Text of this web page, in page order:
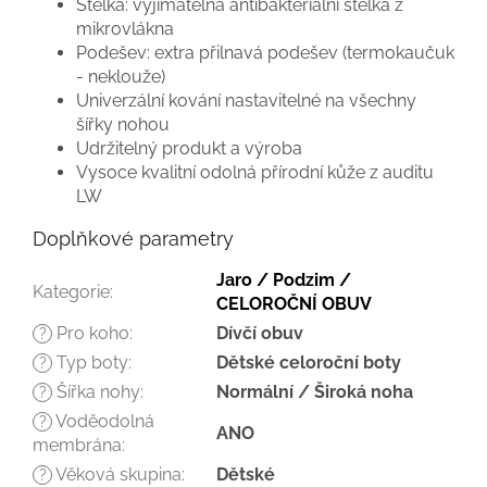
Stélka: vyjímatelná antibakteriální stélka z
mikrovlákna
Podešev: extra přilnavá podešev (termokaučuk
- neklouže)
Univerzální kování nastavitelné na všechny
šířky nohou
Udržitelný produkt a výroba
Vysoce kvalitní odolná přírodní kůže z auditu
LW
Doplňkové parametry
Kategorie:
Jaro / Podzim /
CELOROČNÍ OBUV
? Pro koho: Dívčí obuv
? Typ boty: Dětské celoroční boty
? Šířka nohy: Normální / Široká noha
? Voděodolná
membrána:
ANO
? Věková skupina: Dětské